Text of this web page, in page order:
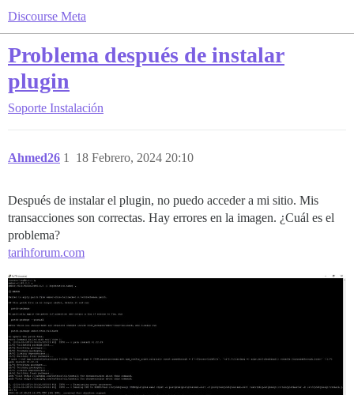
Discourse Meta
Problema después de instalar
plugin
Soporte Instalación
Ahmed26 18 Febrero, 2024 20:10
1
Después de instalar el plugin, no puedo acceder a mi sitio. Mis
transacciones son correctas. Hay errores en la imagen. ¿Cuál es el
problema?
tarihforum.com